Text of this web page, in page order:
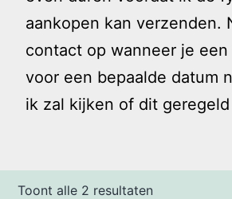
aankopen kan verzenden.
contact op wanneer je
voor een bepaalde datum
ik zal kijken of dit
Toont alle 2 resultaten